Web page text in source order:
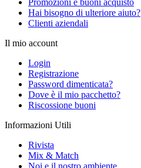
Promozioni e buoni acquisto
Hai bisogno di ulteriore aiuto?
Clienti aziendali
Il mio account
Login
Registrazione
Password dimenticata?
Dove è il mio pacchetto?
Riscossione buoni
Informazioni Utili
Rivista
Mix & Match